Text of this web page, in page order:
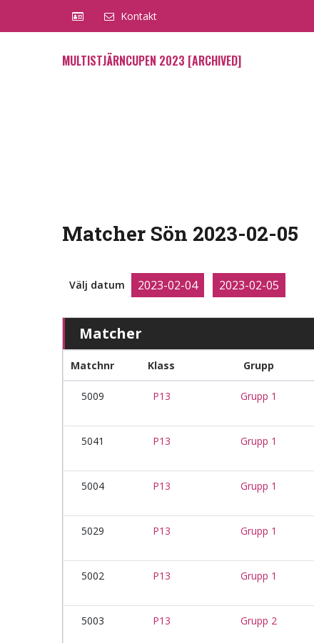
Kontakt
MULTISTJÄRNCUPEN 2023 [ARCHIVED]
Matcher Sön 2023-02-05
Välj datum 2023-02-04 2023-02-05
Matcher
Matchnr Klass Grupp
5009 P13 Grupp 1
5041 P13 Grupp 1
5004 P13 Grupp 1
5029 P13 Grupp 1
5002 P13 Grupp 1
5003 P13 Grupp 2